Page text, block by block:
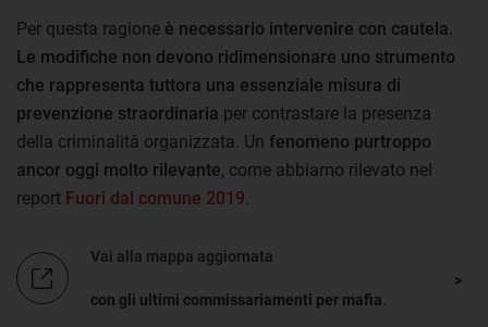
Per questa ragione è necessario intervenire con cautela.
Le modifiche non devono ridimensionare uno strumento
che rappresenta tuttora una essenziale misura di
prevenzione straordinaria per contrastare la presenza
della criminalità organizzata. Un fenomeno purtroppo
ancor oggi molto rilevante, come abbiamo rilevato nel
report Fuori dal comune 2019.
Vai alla mappa aggiornata
con gli ultimi commissariamenti per mafia.